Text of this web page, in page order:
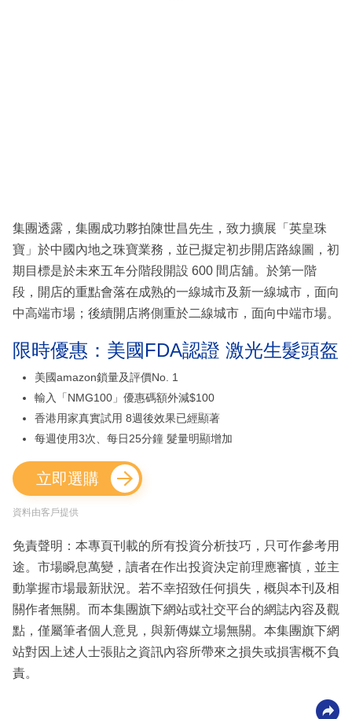
集團透露，集團成功夥拍陳世昌先生，致力擴展「英皇珠
寶」於中國內地之珠寶業務，並已擬定初步開店路線圖，初
期目標是於未來五年分階段開設 600 間店舖。於第一階
段，開店的重點會落在成熟的一線城市及新一線城市，面向
中高端市場；後續開店將側重於二線城市，面向中端市場。
限時優惠：美國FDA認證 激光生髮頭盔
美國amazon鎖量及評價No. 1
輸入「NMG100」優惠碼額外減$100
香港用家真實試用 8週後效果已經顯著
每週使用3次、每日25分鐘 髮量明顯增加
立即選購
資料由客戶提供
免責聲明：本專頁刊載的所有投資分析技巧，只可作參考用
途。市場瞬息萬變，讀者在作出投資決定前理應審慎，並主
動掌握市場最新狀況。若不幸招致任何損失，概與本刊及相
關作者無關。而本集團旗下網站或社交平台的網誌內容及觀
點，僅屬筆者個人意見，與新傳媒立場無關。本集團旗下網
站對因上述人士張貼之資訊內容所帶來之損失或損害概不負
責。